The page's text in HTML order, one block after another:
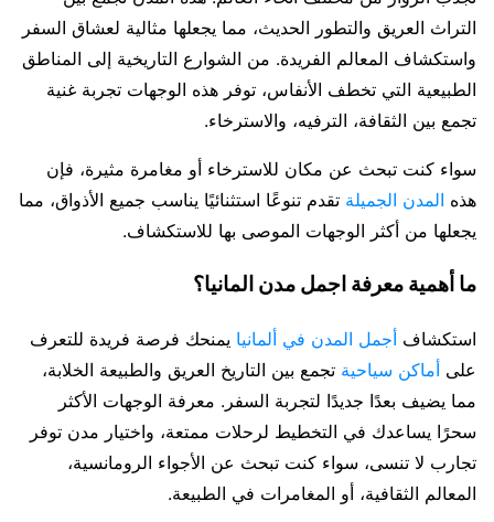
التراث العريق والتطور الحديث، مما يجعلها مثالية لعشاق السفر
واستكشاف المعالم الفريدة. من الشوارع التاريخية إلى المناطق
الطبيعية التي تخطف الأنفاس، توفر هذه الوجهات تجربة غنية
تجمع بين الثقافة، الترفيه، والاسترخاء.
سواء كنت تبحث عن مكان للاسترخاء أو مغامرة مثيرة، فإن
هذه المدن الجميلة تقدم تنوعًا استثنائيًا يناسب جميع الأذواق، مما
يجعلها من أكثر الوجهات الموصى بها للاستكشاف.
ما أهمية معرفة اجمل مدن المانيا؟
استكشاف أجمل المدن في ألمانيا يمنحك فرصة فريدة للتعرف
على أماكن سياحية تجمع بين التاريخ العريق والطبيعة الخلابة،
مما يضيف بعدًا جديدًا لتجربة السفر. معرفة الوجهات الأكثر
سحرًا يساعدك في التخطيط لرحلات ممتعة، واختيار مدن توفر
تجارب لا تنسى، سواء كنت تبحث عن الأجواء الرومانسية،
المعالم الثقافية، أو المغامرات في الطبيعة.